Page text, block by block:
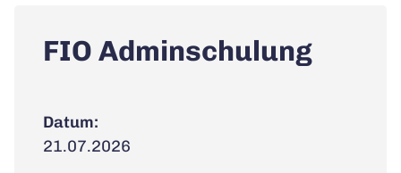
FIO Adminschulung
Datum:
21.07.2026